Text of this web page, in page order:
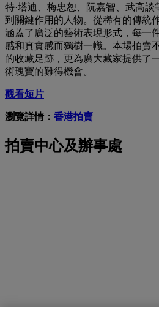
特·塔迪、梅忠恕、阮嘉智、武高談
到關鍵作用的人物。從稀有的傳統
涵蓋了廣泛的藝術表現形式，每一
感和真實感而獨樹一幟。本場拍賣
的收藏足跡，更為廣大藏家提供了
術瑰寶的難得機會。
觀看短片
瀏覽詳情： 香港拍賣
拍賣中心及辦事處